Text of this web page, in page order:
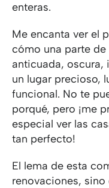
enteras.
Me encanta ver el
cómo una parte de
anticuada, oscura,
un lugar precioso,
funcional. No te
porqué, pero ¡me
especial ver las
tan perfecto!
El lema de esta
renovaciones,